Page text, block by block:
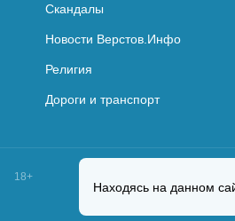
Скандалы
Новости Верстов.Инфо
Религия
Дороги и транспорт
18+
Находясь на данном